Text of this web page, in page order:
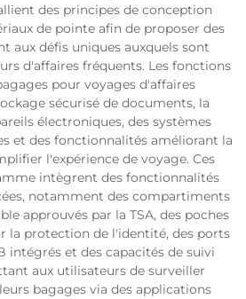
des principes de conception
de pointe afin de proposer des
aux défis uniques auxquels sont
d'affaires fréquents. Les fonctions
pour voyages d'affaires
sécurisé de documents, la
électroniques, des systèmes
et des fonctionnalités améliorant la
l'expérience de voyage. Ces
intègrent des fonctionnalités
notamment des compartiments
approuvés par la TSA, des poches
la protection de l'identité, des ports
intégrés et des capacités de suivi
aux utilisateurs de surveiller
bagages via des applications